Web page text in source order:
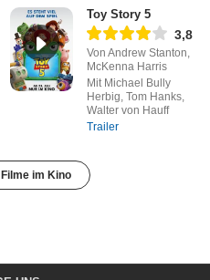
Toy Story 5
3,8
Von Andrew Stanton,
McKenna Harris
Mit Michael Bully
Herbig, Tom Hanks,
Walter von Hauff
Trailer
im Kino